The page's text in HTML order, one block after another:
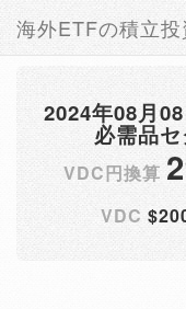
海外ETFの積立投
2024年08月
必需品
VDC円換算
VDC